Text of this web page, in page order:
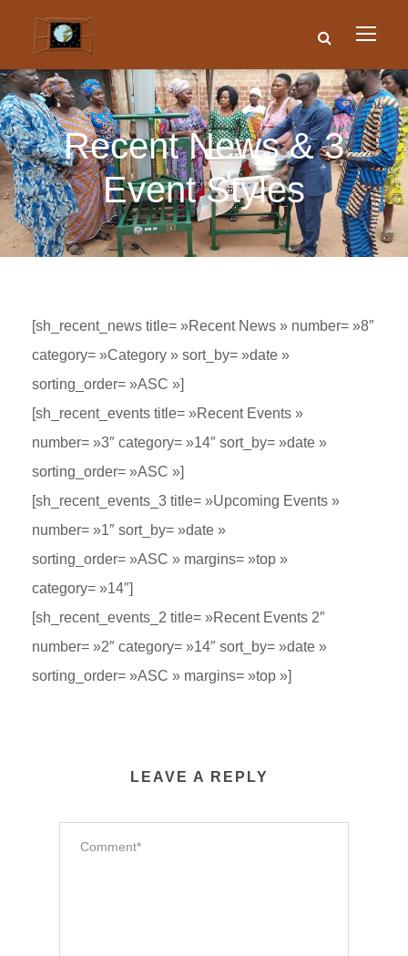
Recent News & 3
Event Styles
[sh_recent_news title= »Recent News » number= »8″
category= »Category » sort_by= »date »
sorting_order= »ASC »]
[sh_recent_events title= »Recent Events »
number= »3″ category= »14″ sort_by= »date »
sorting_order= »ASC »]
[sh_recent_events_3 title= »Upcoming Events »
number= »1″ sort_by= »date »
sorting_order= »ASC » margins= »top »
category= »14″]
[sh_recent_events_2 title= »Recent Events 2″
number= »2″ category= »14″ sort_by= »date »
sorting_order= »ASC » margins= »top »]
LEAVE A REPLY